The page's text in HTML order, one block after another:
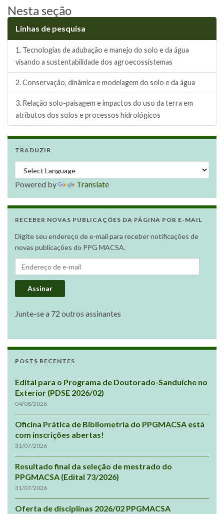
Nesta seção
Linhas de pesquisa
1. Tecnologias de adubação e manejo do solo e da água
visando a sustentabilidade dos agroecossistemas
2. Conservação, dinâmica e modelagem do solo e da água
3. Relação solo-paisagem e impactos do uso da terra em
atributos dos solos e processos hidrológicos
TRADUZIR
Powered by Translate
RECEBER NOVAS PUBLICAÇÕES DA PÁGINA POR E-MAIL
Digite seu endereço de e-mail para receber notificações de
novas publicações do PPG MACSA.
Endereço de e-mail
Assinar
Junte-se a 72 outros assinantes
POSTS RECENTES
Edital para o Programa de Doutorado-Sanduíche no
Exterior (PDSE 2026/02)
04/08/2026
Oficina Prática de Bibliometria do PPGMACSA está
com inscrições abertas!
31/07/2026
Resultado final da seleção de mestrado do
PPGMACSA (Edital 73/2026)
31/07/2026
Oferta de disciplinas 2026/02 PPGMACSA